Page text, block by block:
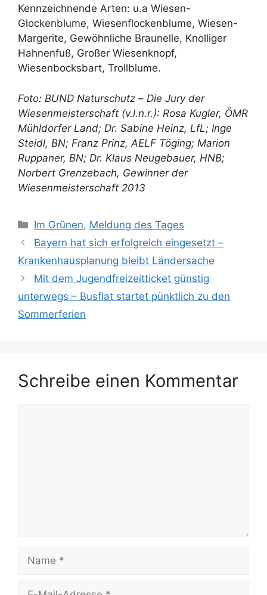
Kennzeichnende Arten: u.a Wiesen-
Glockenblume, Wiesenflockenblume, Wiesen-
Margerite, Gewöhnliche Braunelle, Knolliger
Hahnenfuß, Großer Wiesenknopf,
Wiesenbocksbart, Trollblume.
Foto: BUND Naturschutz – Die Jury der
Wiesenmeisterschaft (v.l.n.r.): Rosa Kugler, ÖMR
Mühldorfer Land; Dr. Sabine Heinz, LfL; Inge
Steidl, BN; Franz Prinz, AELF Töging; Marion
Ruppaner, BN; Dr. Klaus Neugebauer, HNB;
Norbert Grenzebach, Gewinner der
Wiesenmeisterschaft 2013
Kategorien
Im Grünen, Meldung des Tages
Bayern hat sich erfolgreich eingesetzt –
Krankenhausplanung bleibt Ländersache
Mit dem Jugendfreizeitticket günstig
unterwegs – Busflat startet pünktlich zu den
Sommerferien
Schreibe einen Kommentar